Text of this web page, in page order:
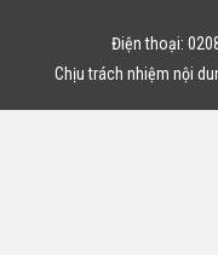
Điện thoại:
Chịu trách nhiệm nội